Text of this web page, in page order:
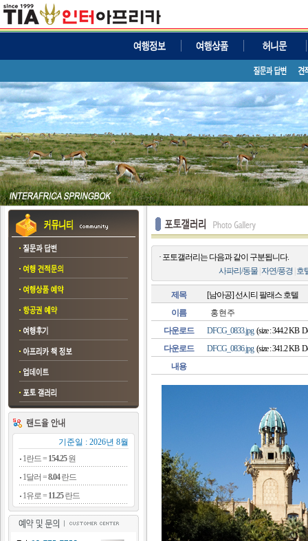
기준일 : 2026년 8월
1란드 = 154.25원
1달러 =8.04란드
1유로 = 11.25란드
· 포토갤러리는 다음과 같이 구분됩니다.
사파리/동물 자연/풍경 호
제목
[남아공] 선시티 팔래스 호텔
이름
홍현주
다운로드
DFCG_0833.jpg(size : 344.2 KB
다운로드
DFCG_0836.jpg(size : 341.2 KB
내용